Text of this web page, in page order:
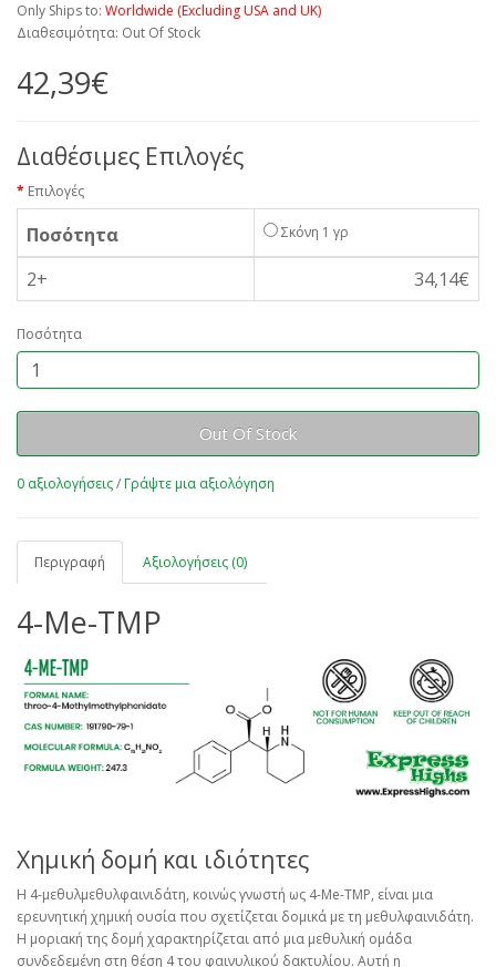
Only Ships to: Worldwide (Excluding USA and UK)
Διαθεσιμότητα: Out Of Stock
42,39€
Διαθέσιμες Επιλογές
Επιλογές
Ποσότητα Σκόνη 1 γρ
2+ 34,14€
Ποσότητα
Out Of Stock
0 αξιολογήσεις/Γράψτε μια αξιολόγηση
Περιγραφή Αξιολογήσεις (0)
4-Me-TMP
Χημική δομή και ιδιότητες
Η 4-μεθυλμεθυλφαινιδάτη, κοινώς γνωστή ως 4-Me-TMP, είναι μια
ερευνητική χημική ουσία που σχετίζεται δομικά με τη μεθυλφαινιδάτη.
Η μοριακή της δομή χαρακτηρίζεται από μια μεθυλική ομάδα
συνδεδεμένη στη θέση 4 του φαινυλικού δακτυλίου. Αυτή η